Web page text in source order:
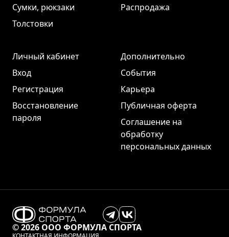
Сумки, рюкзаки
Толстовки
Распродажа
Личный кабинет
Вход
Регистрация
Восстановление
пароля
Дополнительно
События
Карьера
Публичная оферта
Соглашение на
обработку
персональных данных
© 2026 ООО ФОРМУЛА СПОРТА